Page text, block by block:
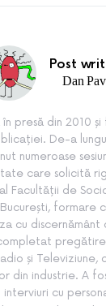
Post
Dan
presă din 2010
De-a
numeroase
care solicită
Facultății de
cu
și
din industrie. A
cu